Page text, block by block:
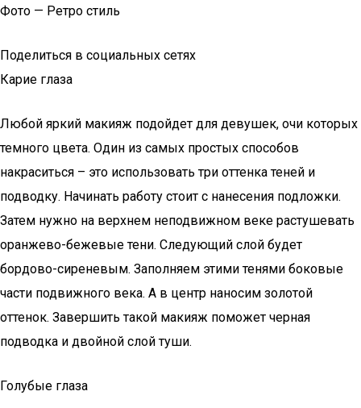
Фото — Ретро стиль
Поделиться в социальных сетях
Карие глаза
Любой яркий макияж подойдет для девушек, очи которых
темного цвета. Один из самых простых способов
накраситься – это использовать три оттенка теней и
подводку. Начинать работу стоит с нанесения подложки.
Затем нужно на верхнем неподвижном веке растушевать
оранжево-бежевые тени. Следующий слой будет
бордово-сиреневым. Заполняем этими тенями боковые
части подвижного века. А в центр наносим золотой
оттенок. Завершить такой макияж поможет черная
подводка и двойной слой туши.
Голубые глаза